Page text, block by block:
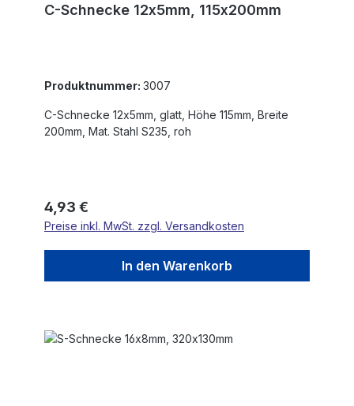
C-Schnecke 12x5mm, 115x200mm
Produktnummer: 3007
C-Schnecke 12x5mm, glatt, Höhe 115mm, Breite
200mm, Mat. Stahl S235, roh
Regulärer Preis:
4,93 €
Preise inkl. MwSt. zzgl. Versandkosten
In den Warenkorb